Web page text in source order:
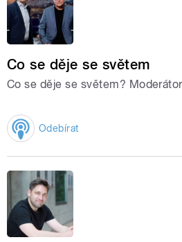
Co se děje se světem
Odebírat